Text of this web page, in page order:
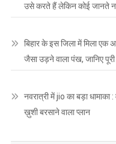
उसे करते हैं लेकिन कोई जानते
बिहार के इस जिला में मिला
जैसा उड़ने वाला पंख, जानिए पूरी
नवरात्री में jio का बड़ा
ख़ुशी बरसाने वाला प्लान